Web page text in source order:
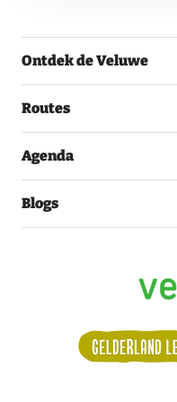
HET
Ontdek de Veluwe
Routes
Agenda
Blogs